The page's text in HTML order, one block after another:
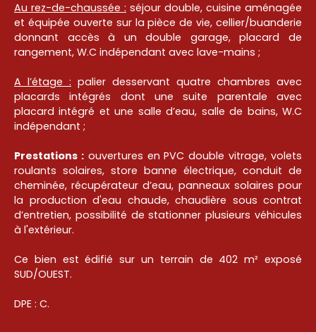
Au rez-de-chaussée : séjour double, cuisine aménagée
et équipée ouverte sur la pièce de vie, cellier/buanderie
donnant accès à un double garage, placard de
rangement, W.C indépendant avec lave-mains ;
A l’étage : palier desservant quatre chambres avec
placards intégrés dont une suite parentale avec
placard intégré et une salle d’eau, salle de bains, W.C
indépendant ;
Prestations :ouvertures en PVC double vitrage, volets
roulants solaires, store banne électrique, conduit de
cheminée, récupérateur d’eau, panneaux solaires pour
la production d'eau chaude, chaudière sous contrat
d’entretien, possibilité de stationner plusieurs véhicules
à l'extérieur.
Ce bien est édifié sur un terrain de 402 m² exposé
SUD/OUEST.
DPE : C.